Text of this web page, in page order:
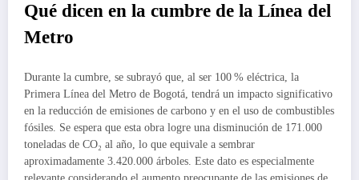
Qué dicen en la cumbre de la Línea del
Metro
Durante la cumbre, se subrayó que, al ser 100 % eléctrica, la
Primera Línea del Metro de Bogotá, tendrá un impacto significativo
en la reducción de emisiones de carbono y en el uso de combustibles
fósiles. Se espera que esta obra logre una disminución de 171.000
toneladas de CO₂ al año, lo que equivale a sembrar
aproximadamente 3.420.000 árboles. Este dato es especialmente